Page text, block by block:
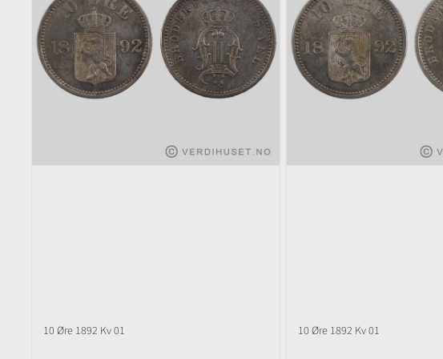
10 Øre 1892 Kv 01 10 Øre 1892 Kv 01